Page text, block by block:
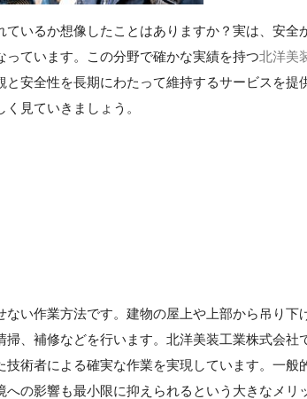
いるか想像したことはありますか？実は、安全
ています。この分野で確かな実績を持つ北洋美
安全性を長期にわたって維持するサービスを提
見ていきましょう。
い作業方法です。建物の屋上や上部から吊り下
、補修などを行います。北洋美装工業株式会社
術者による確実な作業を実現しています。一般
の影響も最小限に抑えられるという大きなメリ